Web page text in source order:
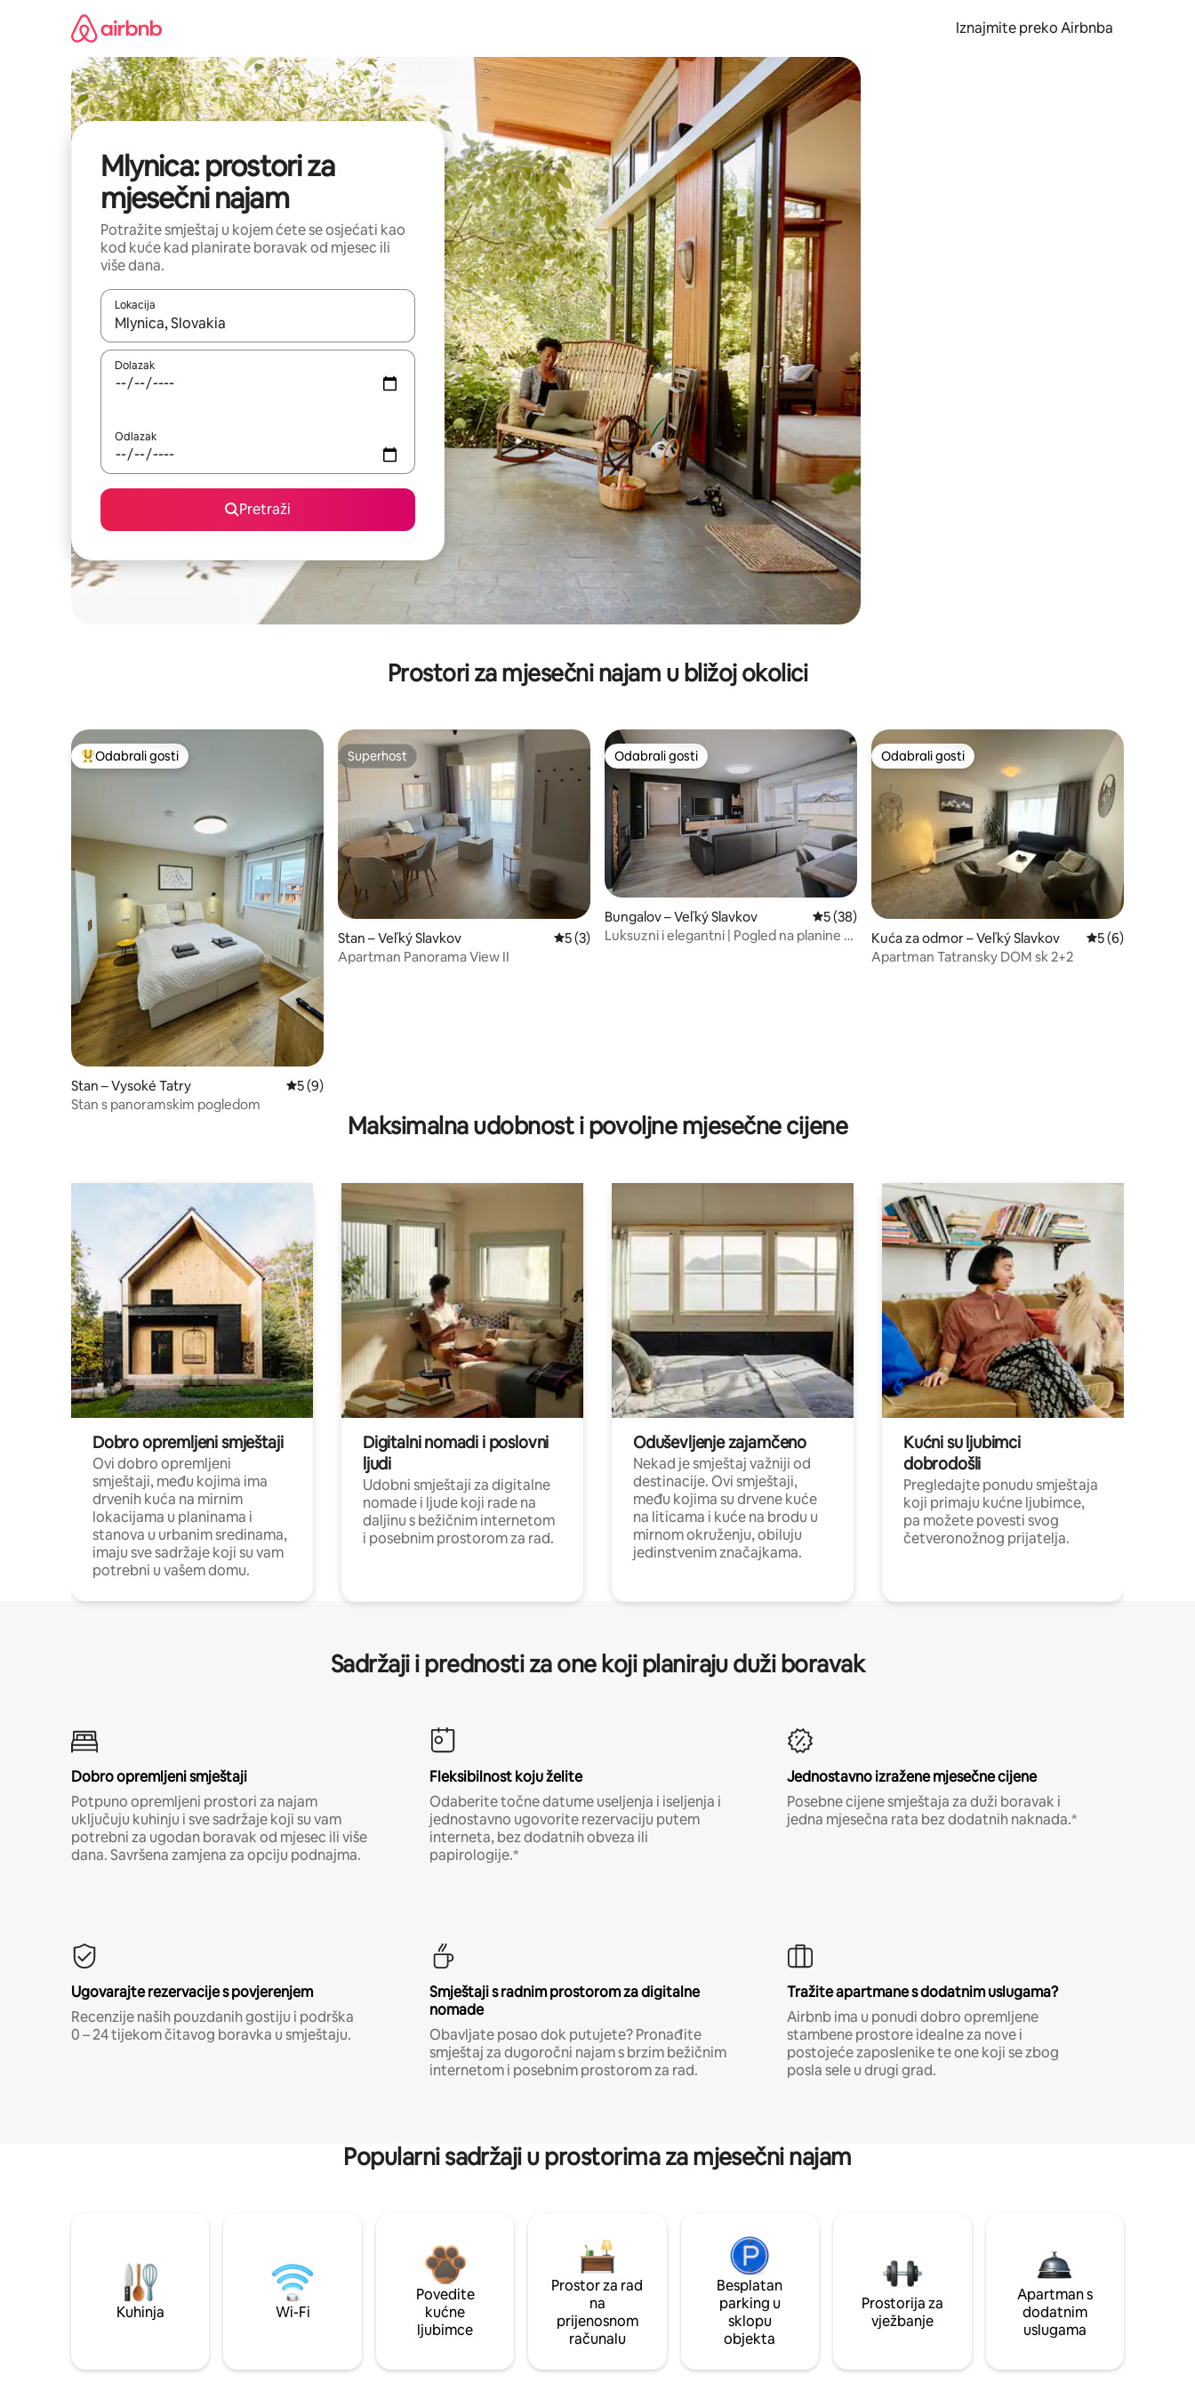
Iznajmite preko Airbnba
Mlynica: prostori za
mjesečni najam
Potražite smještaj u kojem ćete se osjećati kao
kod kuće kad planirate boravak od mjesec ili
više dana.
Lokacija
Kada budu dostupni rezultati, moći ćete ih pregledati koristeći se strelicama prema gore i prema dolje, kao i dodirom ili prelaskom prstom po zaslonu.
Dolazak
Odlazak
Pretraži
Prostori za mjesečni najam u bližoj okolici
Među najviše rangiranima s oznakom „Odabrali gosti”
Odabrali gosti
Stan – Vysoké Tatry Prosječna ocjena: 5/5, recenzija: 9
5 (9)
Stan s panoramskim pogledom
Superhost
Superhost
Stan – Veľký Slavkov Prosječna ocjena: 5/5, recenzija: 3
5 (3)
Apartman Panorama View II
Odabrali gosti
Odabrali gosti
Bungalov – Veľký Slavkov Prosječna ocjena: 5/5, recenzija: 38
5 (38)
Luksuzni i elegantni | Pogled na planine s
Odabrali gosti
Odabrali gosti
Kuća za odmor – Veľký Slavkov Prosječna
5 (6)
Apartman Tatransky DOM sk 2+2
Maksimalna udobnost i povoljne mjesečne cijene
Dobro opremljeni smještaji
Ovi dobro opremljeni
smještaji, među kojima ima
drvenih kuća na mirnim
lokacijama u planinama i
stanova u urbanim sredinama,
imaju sve sadržaje koji su vam
potrebni u vašem domu.
Digitalni nomadi i poslovni
ljudi
Udobni smještaji za digitalne
nomade i ljude koji rade na
daljinu s bežičnim internetom
i posebnim prostorom za rad.
Oduševljenje zajamčeno
Nekad je smještaj važniji od
destinacije. Ovi smještaji,
među kojima su drvene kuće
na liticama i kuće na brodu u
mirnom okruženju, obiluju
jedinstvenim značajkama.
Kućni su ljubimci
dobrodošli
Pregledajte ponudu smještaja
koji primaju kućne ljubimce,
pa možete povesti svog
četveronožnog prijatelja.
Sadržaji i prednosti za one koji planiraju duži boravak
Dobro opremljeni smještaji
Potpuno opremljeni prostori za najam
uključuju kuhinju i sve sadržaje koji su vam
potrebni za ugodan boravak od mjesec ili više
dana. Savršena zamjena za opciju podnajma.
Fleksibilnost koju želite
Odaberite točne datume useljenja i iseljenja i
jednostavno ugovorite rezervaciju putem
interneta, bez dodatnih obveza ili
papirologije.*
Jednostavno izražene mjesečne cijene
Posebne cijene smještaja za duži boravak i
jedna mjesečna rata bez dodatnih naknada.*
Ugovarajte rezervacije s povjerenjem
Recenzije naših pouzdanih gostiju i podrška
0 – 24 tijekom čitavog boravka u smještaju.
Smještaji s radnim prostorom za digitalne
nomade
Obavljate posao dok putujete? Pronađite
smještaj za dugoročni najam s brzim bežičnim
internetom i posebnim prostorom za rad.
Tražite apartmane s dodatnim uslugama?
Airbnb ima u ponudi dobro opremljene
stambene prostore idealne za nove i
postojeće zaposlenike te one koji se zbog
posla sele u drugi grad.
Popularni sadržaji u prostorima za mjesečni najam
Kuhinja Wi-Fi
Povedite
kućne
ljubimce
Prostor za rad
na
prijenosnom
računalu
Besplatan
parking u
sklopu
objekta
Prostorija za
vježbanje
Apartman s
dodatnim
uslugama